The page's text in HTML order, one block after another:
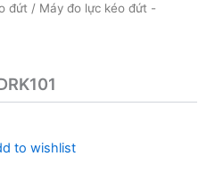
đứt / Máy đo lực kéo đứt -
to wishlist